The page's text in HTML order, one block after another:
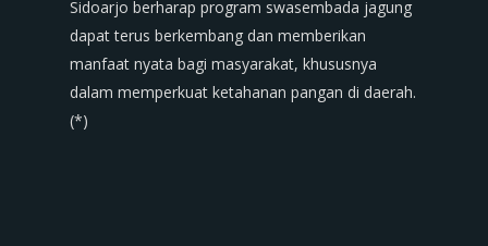
Sidoarjo berharap program swasembada jagung
dapat terus berkembang dan memberikan
manfaat nyata bagi masyarakat, khususnya
dalam memperkuat ketahanan pangan di daerah.
(*)